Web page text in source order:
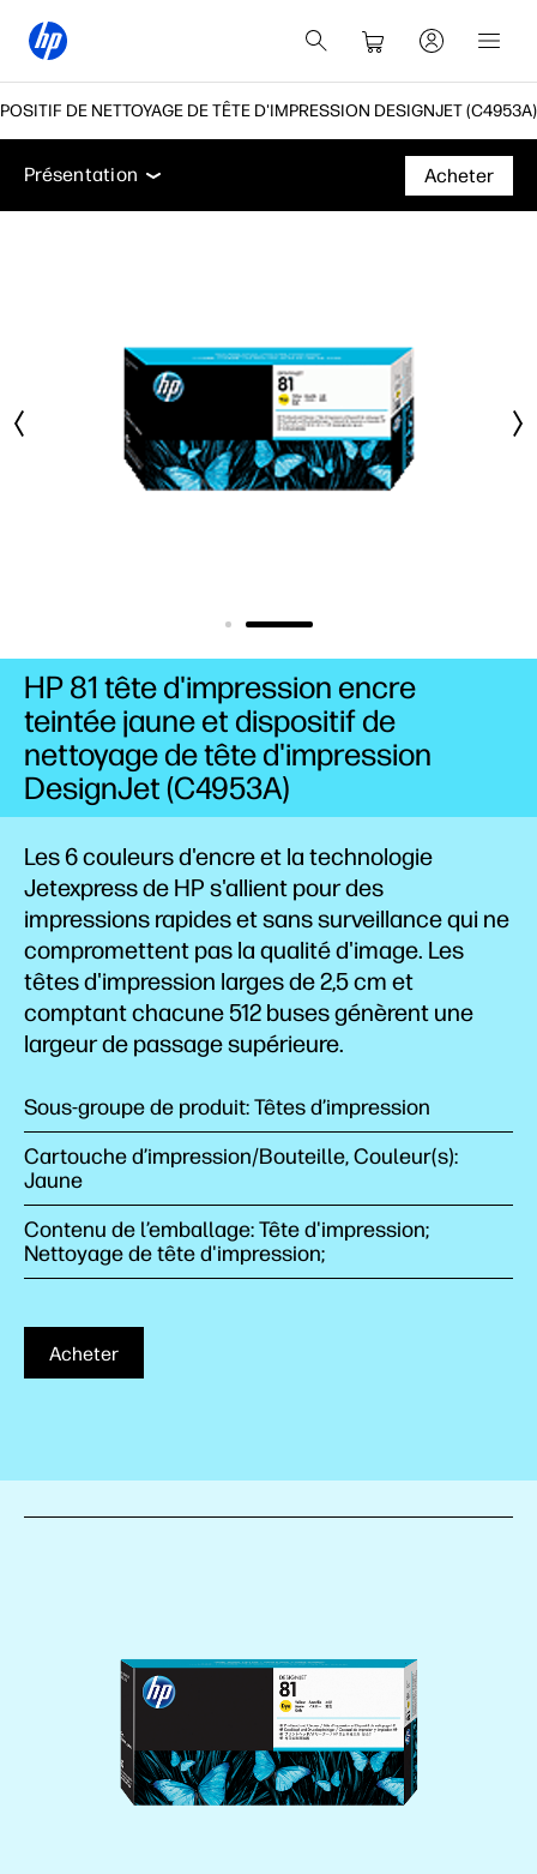
DE NETTOYAGE DE TÊTE D'IMPRESSION DESIGNJET (C4953A)
Présentation
Assistance
Présentation
Acheter
Les 6 couleurs d'encre et la technologie
Jetexpress de HP s'allient pour des
impressions rapides et sans surveillance qui ne
compromettent pas la qualité d'image. Les
têtes d'impression larges de 2,5 cm et
comptant chacune 512 buses génèrent une
largeur de passage supérieure.
Sous-groupe de produit: Têtes d’impression
Cartouche d’impression/Bouteille, Couleur(s):
Jaune
Contenu de l’emballage: Tête d'impression;
Nettoyage de tête d'impression;
Acheter
HP 81 tête d'impression encre
teintée jaune et dispositif de
nettoyage de tête d'impression
DesignJet (C4953A)